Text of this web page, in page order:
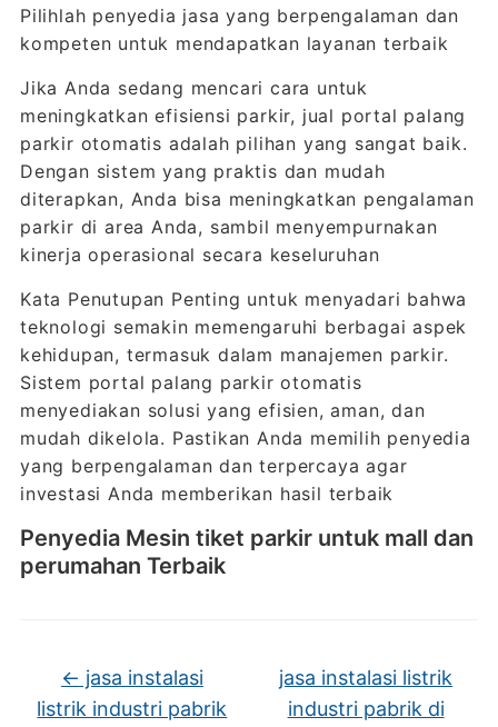
Pilihlah penyedia jasa yang berpengalaman dan
kompeten untuk mendapatkan layanan terbaik
Jika Anda sedang mencari cara untuk
meningkatkan efisiensi parkir, jual portal palang
parkir otomatis adalah pilihan yang sangat baik.
Dengan sistem yang praktis dan mudah
diterapkan, Anda bisa meningkatkan pengalaman
parkir di area Anda, sambil menyempurnakan
kinerja operasional secara keseluruhan
Kata Penutupan Penting untuk menyadari bahwa
teknologi semakin memengaruhi berbagai aspek
kehidupan, termasuk dalam manajemen parkir.
Sistem portal palang parkir otomatis
menyediakan solusi yang efisien, aman, dan
mudah dikelola. Pastikan Anda memilih penyedia
yang berpengalaman dan terpercaya agar
investasi Anda memberikan hasil terbaik
Penyedia Mesin tiket parkir untuk mall dan
perumahan Terbaik
← jasa instalasi
listrik industri pabrik
jasa instalasi listrik
industri pabrik di